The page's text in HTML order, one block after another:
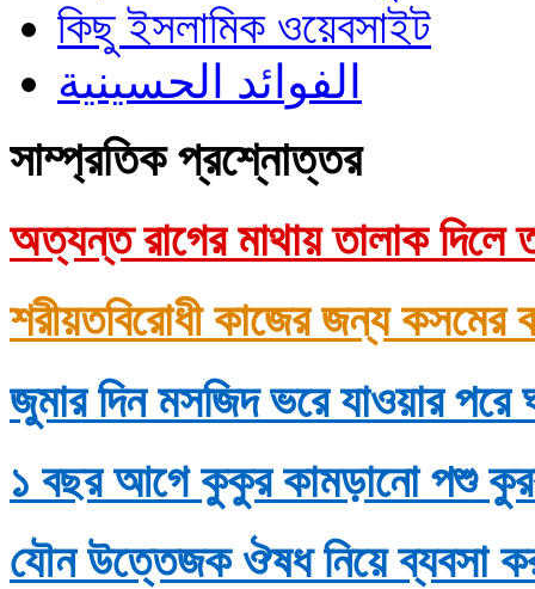
কিছু ইসলামিক ওয়েবসাইট
الفوائد الحسينية
সাম্প্রতিক প্রশ্নোত্তর
অত্যন্ত রাগের মাথায় তালাক দিলে
শরীয়তবিরোধী কাজের জন্য কসমের
জুমার দিন মসজিদ ভরে যাওয়ার
১ বছর আগে কুকুর কামড়ানো পশু
যৌন উত্তেজক ঔষধ নিয়ে ব্যবসা